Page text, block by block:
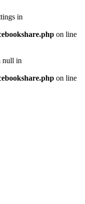
in
on line
null in
on line